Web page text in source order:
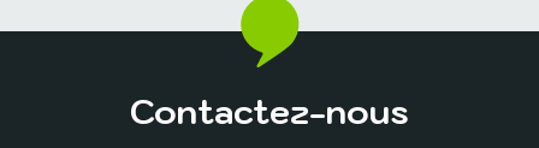
Contactez-nous